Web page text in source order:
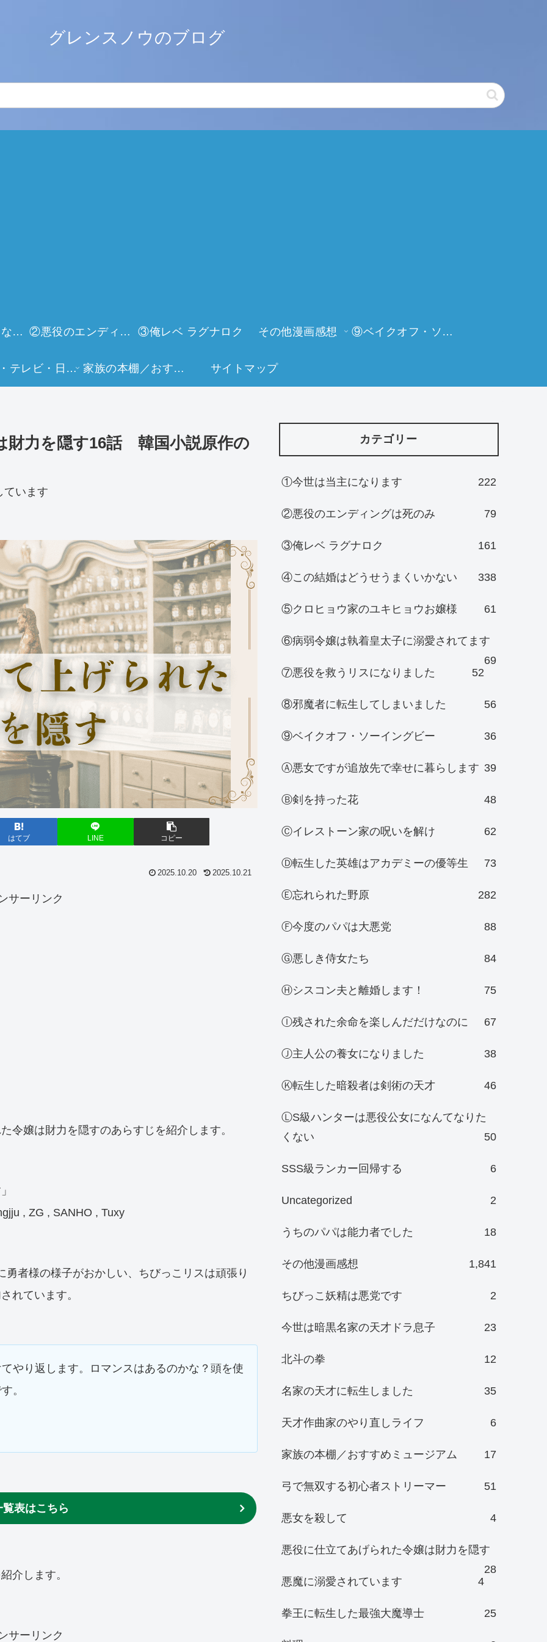
グレンスノウのブログ
①今世は当主になります ②悪役のエンディングは死のみ ③俺レベ ラグナロク その他漫画感想 ⑨ベイクオフ・ソーイングビー
映画・テレビ・日常生活 家族の本棚／おすすめミュージアム サイトマップ
財力を隠す16話 韓国小説原作の
ています
はてブ LINE コピー
2025.10.20 2025.10.21
サーリンク
令嬢は財力を隠すのあらすじを紹介します。
, ZG , SANHO , Tuxy
者様の様子がおかしい、ちびっこリスは頑張り
れています。
やり返します。ロマンスはあるのかな？頭を使
。
覧表はこちら
介します。
サーリンク
カテゴリー
①今世は当主になります 222
②悪役のエンディングは死のみ 79
③俺レベ ラグナロク 161
④この結婚はどうせうまくいかない 338
⑤クロヒョウ家のユキヒョウお嬢様 61
⑥病弱令嬢は執着皇太子に溺愛されてます
69
⑦悪役を救うリスになりました
52
⑧邪魔者に転生してしまいました 56
⑨ベイクオフ・ソーイングビー 36
Ⓐ悪女ですが追放先で幸せに暮らします 39
Ⓑ剣を持った花 48
Ⓒイレストーン家の呪いを解け 62
Ⓓ転生した英雄はアカデミーの優等生 73
Ⓔ忘れられた野原 282
Ⓕ今度のパパは大悪党 88
Ⓖ悪しき侍女たち 84
Ⓗシスコン夫と離婚します！ 75
Ⓘ残された余命を楽しんだだけなのに 67
Ⓙ主人公の養女になりました 38
Ⓚ転生した暗殺者は剣術の天才 46
ⓁS級ハンターは悪役公女になんてなりた
くない
50
SSS級ランカー回帰する 6
Uncategorized 2
うちのパパは能力者でした 18
その他漫画感想 1,841
ちびっこ妖精は悪党です 2
今世は暗黒名家の天才ドラ息子 23
北斗の拳 12
名家の天才に転生しました 35
天才作曲家のやり直しライフ 6
家族の本棚／おすすめミュージアム 17
弓で無双する初心者ストリーマー 51
悪女を殺して 4
悪役に仕立てあげられた令嬢は財力を隠す
28
悪魔に溺愛されています
4
拳王に転生した最強大魔導士 25